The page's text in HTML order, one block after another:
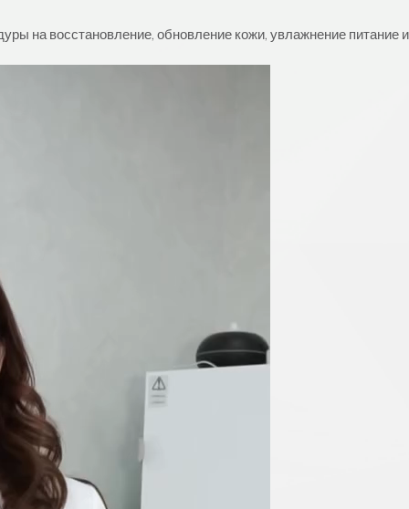
на восстановление, обновление кожи, увлажнение питание